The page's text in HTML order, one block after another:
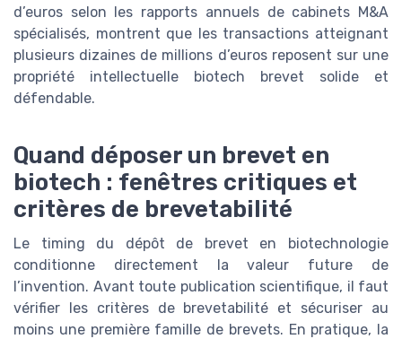
d’euros selon les rapports annuels de cabinets M&A
spécialisés, montrent que les transactions atteignant
plusieurs dizaines de millions d’euros reposent sur une
propriété intellectuelle biotech brevet solide et
défendable.
Quand déposer un brevet en
biotech : fenêtres critiques et
critères de brevetabilité
Le timing du dépôt de brevet en biotechnologie
conditionne directement la valeur future de
l’invention. Avant toute publication scientifique, il faut
vérifier les critères de brevetabilité et sécuriser au
moins une première famille de brevets. En pratique, la